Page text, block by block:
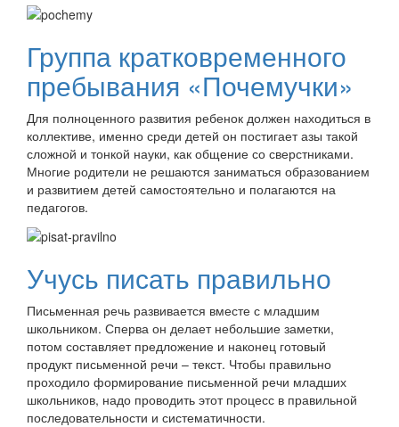
Группа кратковременного
пребывания «Почемучки»
Для полноценного развития ребенок должен находиться в
коллективе, именно среди детей он постигает азы такой
сложной и тонкой науки, как общение со сверстниками.
Многие родители не решаются заниматься образованием
и развитием детей самостоятельно и полагаются на
педагогов.
Учусь писать правильно
Письменная речь развивается вместе с младшим
школьником. Сперва он делает небольшие заметки,
потом составляет предложение и наконец готовый
продукт письменной речи – текст. Чтобы правильно
проходило формирование письменной речи младших
школьников, надо проводить этот процесс в правильной
последовательности и систематичности.